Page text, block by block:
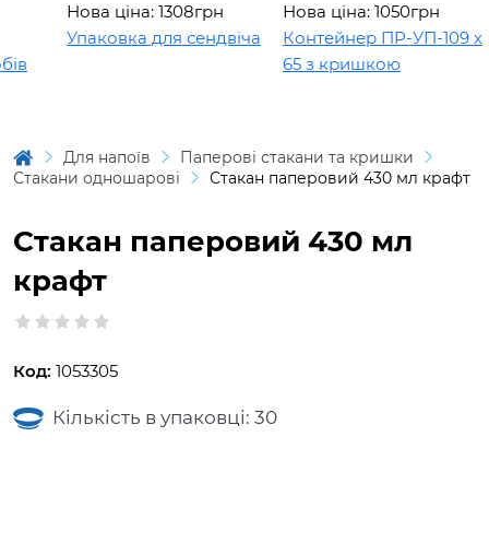
Нова ціна: 1308грн
Упаковка для сендвіча
Нова ціна: 1050грн
Контейнер ПР-УП-109 х
65 з кришкою
Для напоїв
Паперові стакани та кришки
Стакани одношарові
Стакан паперовий 430 мл крафт
Стакан паперовий 430 мл
крафт
Код: 1053305
Кількість в упаковці: 30